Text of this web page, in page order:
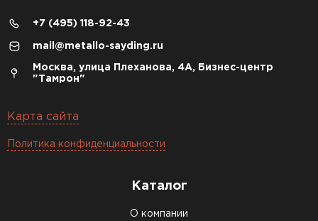
+7 (495) 118-92-43
mail@metallo-sayding.ru
Москва, улица Плеханова, 4А, Бизнес-центр
"Тамрон"
Карта сайта
Политика конфиденциальности
Каталог
О компании